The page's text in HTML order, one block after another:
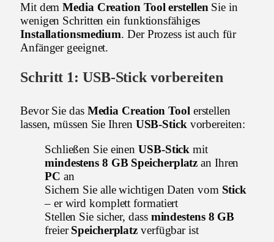
Mit demMedia Creation Tool erstellenSie in
wenigen Schritten ein funktionsfähiges
Installationsmedium. Der Prozess ist auch für
Anfänger geeignet.
Schritt 1: USB-Stickvorbereiten
Bevor Sie das Media Creation Toolerstellen
lassen, müssen Sie Ihren USB-Stickvorbereiten:
Schließen Sie einenUSB-Stick mit
mindestens 8 GB Speicherplatz an Ihren
PC an
Sichern Sie alle wichtigen Daten vom Stick
– er wird komplett formatiert
Stellen Sie sicher, dass mindestens 8 GB
freierSpeicherplatz verfügbar ist